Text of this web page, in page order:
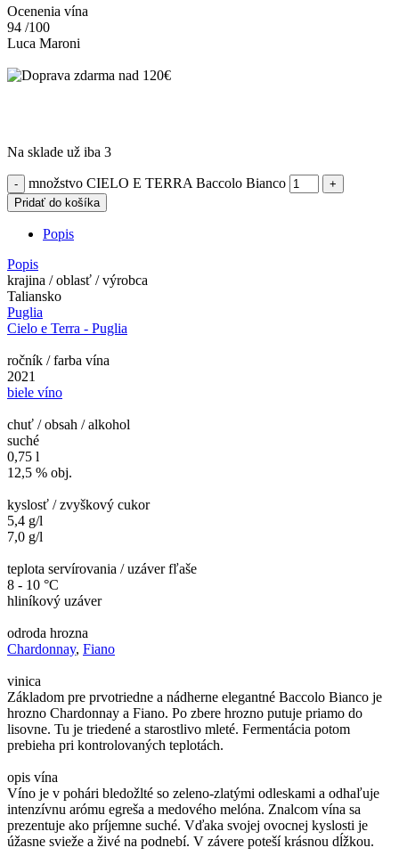
Ocenenia vína
94 /100
Luca Maroni
Na sklade už iba 3
množstvo CIELO E TERRA Baccolo Bianco
Pridať do košíka
Popis
Popis
krajina / oblasť / výrobca
Taliansko
Puglia
Cielo e Terra - Puglia
ročník / farba vína
2021
biele víno
chuť / obsah / alkohol
suché
0,75 l
12,5 % obj.
kyslosť / zvyškový cukor
5,4 g/l
7,0 g/l
teplota servírovania / uzáver fľaše
8 - 10 °C
hliníkový uzáver
odroda hrozna
Chardonnay, Fiano
vinica
Základom pre prvotriedne a nádherne elegantné Baccolo Bianco je
hrozno Chardonnay a Fiano. Po zbere hrozno putuje priamo do
lisovne. Tu je triedené a starostlivo mleté. Fermentácia potom
prebieha pri kontrolovaných teplotách.
opis vína
Víno je v pohári bledožlté so zeleno-zlatými odleskami a odhaľuje
intenzívnu arómu egreša a medového melóna. Znalcom vína sa
prezentuje ako príjemne suché. Vďaka svojej ovocnej kyslosti je
úžasne svieže a živé na podnebí. V závere poteší krásnou dĺžkou.